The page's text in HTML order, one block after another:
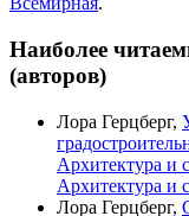
Наиболее
(авторов)
Лора Герцберг,
Архитектура и
Архитектура и
Лора Герцберг,